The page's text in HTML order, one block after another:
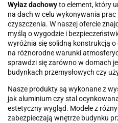
Wyłaz dachowyto element, który
na dach w celu wykonywania
czyszczenia. W naszej ofercie
myślą o wygodzie i
wyróżnia się solidną konstrukcją
na różnorodne warunki
sprawdzi się zarówno w domach
budynkach przemysłowych czy
Nasze produkty są wykonane z
jak aluminium czy stal
estetyczny wygląd. Modele z
zabezpieczają wnętrze budynku